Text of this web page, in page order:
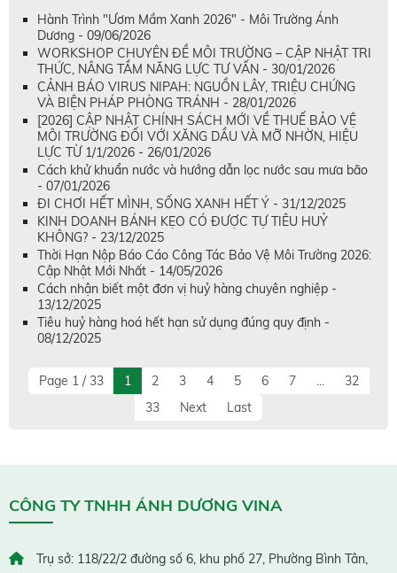
Hành Trình "Ươm Mầm Xanh 2026" - Môi Trường Ánh
Dương - 09/06/2026
WORKSHOP CHUYÊN ĐỀ MÔI TRƯỜNG – CẬP NHẬT TRI
THỨC, NÂNG TẦM NĂNG LỰC TƯ VẤN - 30/01/2026
CẢNH BÁO VIRUS NIPAH: NGUỒN LÂY, TRIỆU CHỨNG
VÀ BIỆN PHÁP PHÒNG TRÁNH - 28/01/2026
[2026] CẬP NHẬT CHÍNH SÁCH MỚI VỀ THUẾ BẢO VỆ
MÔI TRƯỜNG ĐỐI VỚI XĂNG DẦU VÀ MỠ NHỜN, HIỆU
LỰC TỪ 1/1/2026 - 26/01/2026
Cách khử khuẩn nước và hướng dẫn lọc nước sau mưa bão
- 07/01/2026
ĐI CHƠI HẾT MÌNH, SỐNG XANH HẾT Ý - 31/12/2025
KINH DOANH BÁNH KẸO CÓ ĐƯỢC TỰ TIÊU HUỶ
KHÔNG? - 23/12/2025
Thời Hạn Nộp Báo Cáo Công Tác Bảo Vệ Môi Trường 2026:
Cập Nhật Mới Nhất - 14/05/2026
Cách nhận biết một đơn vị huỷ hàng chuyên nghiệp -
13/12/2025
Tiêu huỷ hàng hoá hết hạn sử dụng đúng quy định -
08/12/2025
Page 1 / 33 1 2 3 4 5 6 7 ...
32
33
Next Last
CÔNG TY TNHH ÁNH DƯƠNG VINA
Trụ sở: 118/22/2 đường số 6, khu phố 27, Phường Bình Tân,